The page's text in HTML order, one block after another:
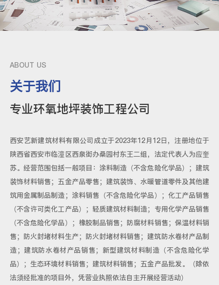
ABOUT US
关于我们
专业环氧地坪装饰工程公司
西安艺新建筑材料有限公司成立于2023年12月12日，注册地位于
陕西省西安市临潼区西泉街办桑园村东王二组，法定代表人为应奎
苏。经营范围包括一般项目：涂料制造（不含危险化学品）；建筑
装饰材料销售；五金产品零售；建筑装饰、水暖管道零件及其他建
筑用金属制品制造；涂料销售（不含危险化学品）；化工产品销售
（不含许可类化工产品）；轻质建筑材料制造；专用化学产品销售
（不含危险化学品）；橡胶制品销售；防腐材料销售；保温材料销
售；防火封堵材料生产；防火封堵材料销售；建筑防水卷材产品制
造；建筑防水卷材产品销售；新型建筑材料制造（不含危险化学
品）；生态环境材料销售；建筑材料销售；五金产品批发。（除依
法须经批准的项目外，凭营业执照依法自主开展经营活动）